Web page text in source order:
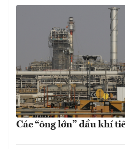
Các “ông lớn” dầu khí